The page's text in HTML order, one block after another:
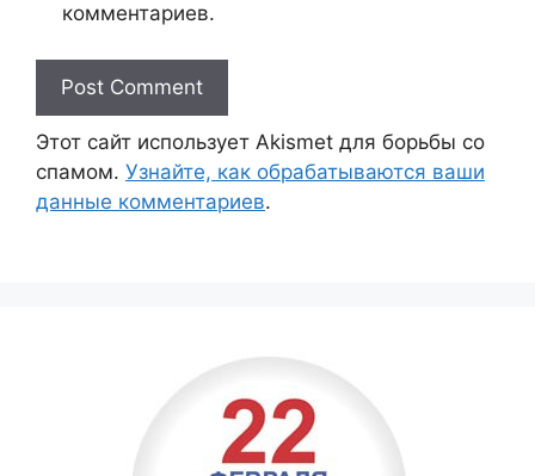
комментариев.
Этот сайт использует Akismet для борьбы со
спамом. Узнайте, как обрабатываются ваши
данные комментариев.